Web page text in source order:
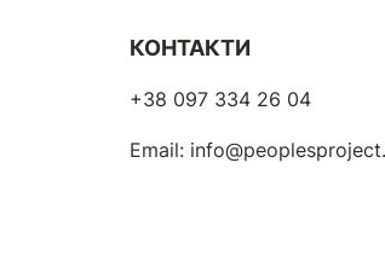
КОНТАКТИ
+38 097 334 26 04
Email: